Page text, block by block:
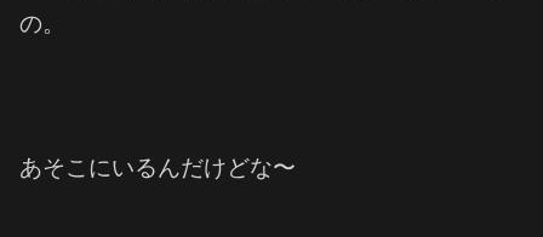
の。
あそこにいるんだけどな〜